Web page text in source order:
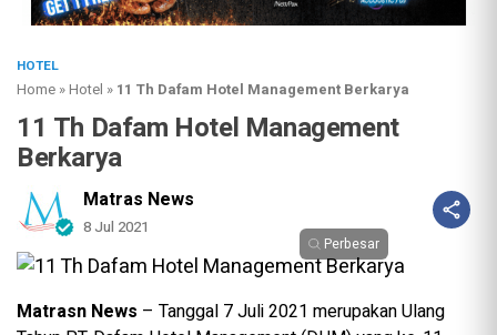
HOTEL
Home »Hotel » 11 Th Dafam Hotel Management Berkarya
11 Th Dafam Hotel Management
Berkarya
Matras News
8 Jul 2021
Perbesar
Matrasn News – Tanggal 7 Juli 2021 merupakan Ulang